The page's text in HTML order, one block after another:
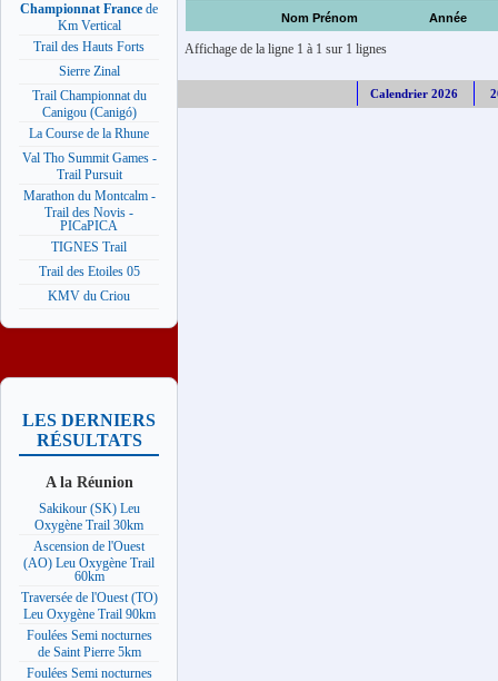
Championnat France de
Km Vertical
Trail des Hauts Forts
Sierre Zinal
Trail Championnat du
Canigou (Canigó)
La Course de la Rhune
Val Tho Summit Games -
Trail Pursuit
Marathon du Montcalm -
Trail des Novis -
PICaPICA
TIGNES Trail
Trail des Etoiles 05
KMV du Criou
LES DERNIERS
RÉSULTATS
A la Réunion
Sakikour (SK) Leu
Oxygène Trail 30km
Ascension de l'Ouest
(AO) Leu Oxygène Trail
60km
Traversée de l'Ouest (TO)
Leu Oxygène Trail 90km
Foulées Semi nocturnes
de Saint Pierre 5km
Foulées Semi nocturnes
Nom Prénom Année
Affichage de la ligne 1 à 1 sur 1 lignes
Calendrier 2026